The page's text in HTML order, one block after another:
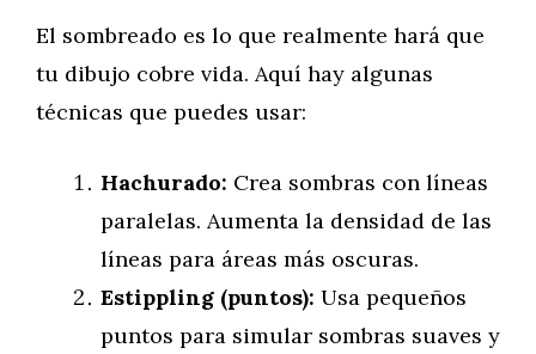
El sombreado es lo que realmente hará que
tu dibujo cobre vida. Aquí hay algunas
técnicas que puedes usar:
Hachurado: Crea sombras con líneas
paralelas. Aumenta la densidad de las
líneas para áreas más oscuras.
Estippling (puntos): Usa pequeños
puntos para simular sombras suaves y